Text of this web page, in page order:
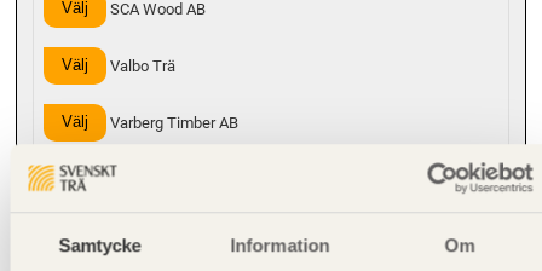
Samtycke Information Om
Välj SCA Wood AB
Välj Valbo Trä
Välj Varberg Timber AB